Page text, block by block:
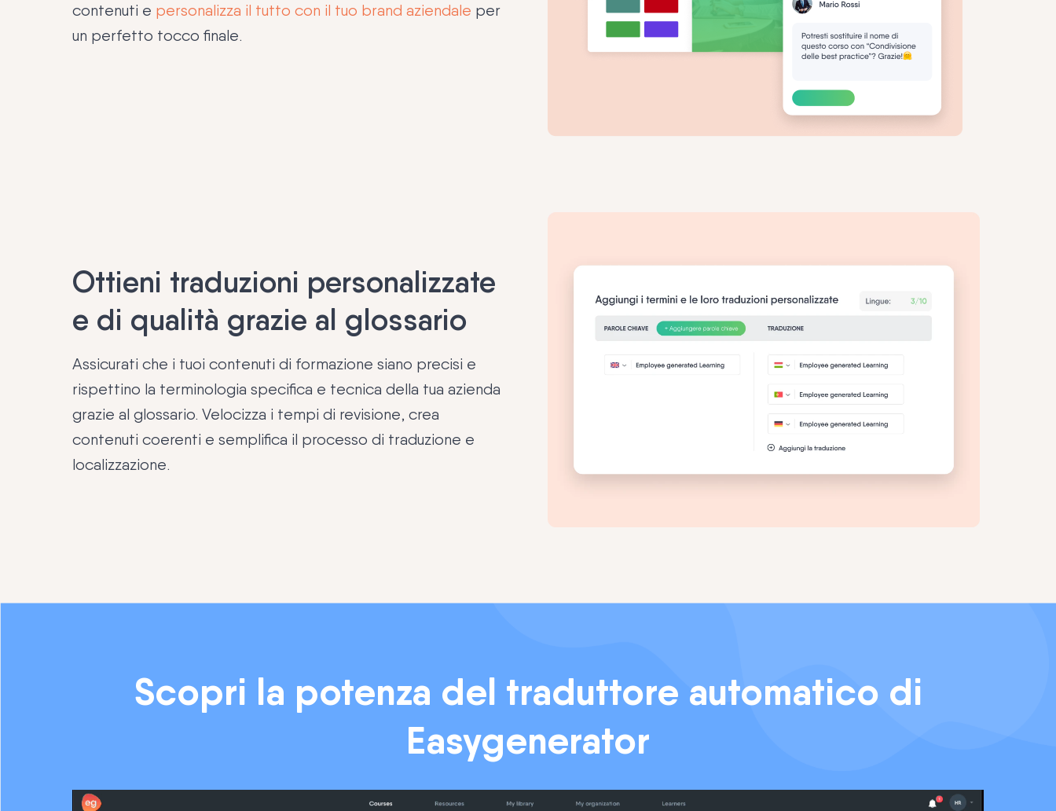
contenuti e personalizza il tutto con il tuo brand aziendale per
un perfetto tocco finale.
Ottieni traduzioni personalizzate
e di qualità grazie al glossario
Assicurati che i tuoi contenuti di formazione siano precisi e
rispettino la terminologia specifica e tecnica della tua azienda
grazie al glossario. Velocizza i tempi di revisione, crea
contenuti coerenti e semplifica il processo di traduzione e
localizzazione.
Scopri la potenza del traduttore automatico di
Easygenerator